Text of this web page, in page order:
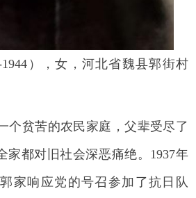
1944），女，河北省魏县郭街村
个贫苦的农民家庭，父辈受尽了
家都对旧社会深恶痛绝。1937年
家响应党的号召参加了抗日队